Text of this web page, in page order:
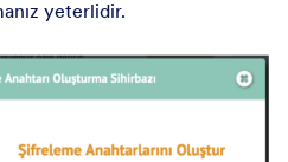
yeterlidir.